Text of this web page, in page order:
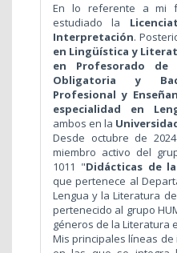
En lo referente a mi
estudiado la
Interpretación.
en Lingüística y
en Profesorado de
Obligatoria y
Profesional y
especialidad en
ambos en la
Desde octubre de
miembro activo del
1011 "Didácticas de
que pertenece al
Lengua y la Literatura
pertenecido al grupo
géneros de la Literatura
Mis principales líneas